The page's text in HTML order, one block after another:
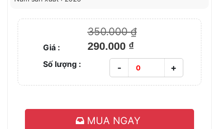
350.000 ₫
Giá : 290.000 ₫
Số lượng : - +
MUA NGAY